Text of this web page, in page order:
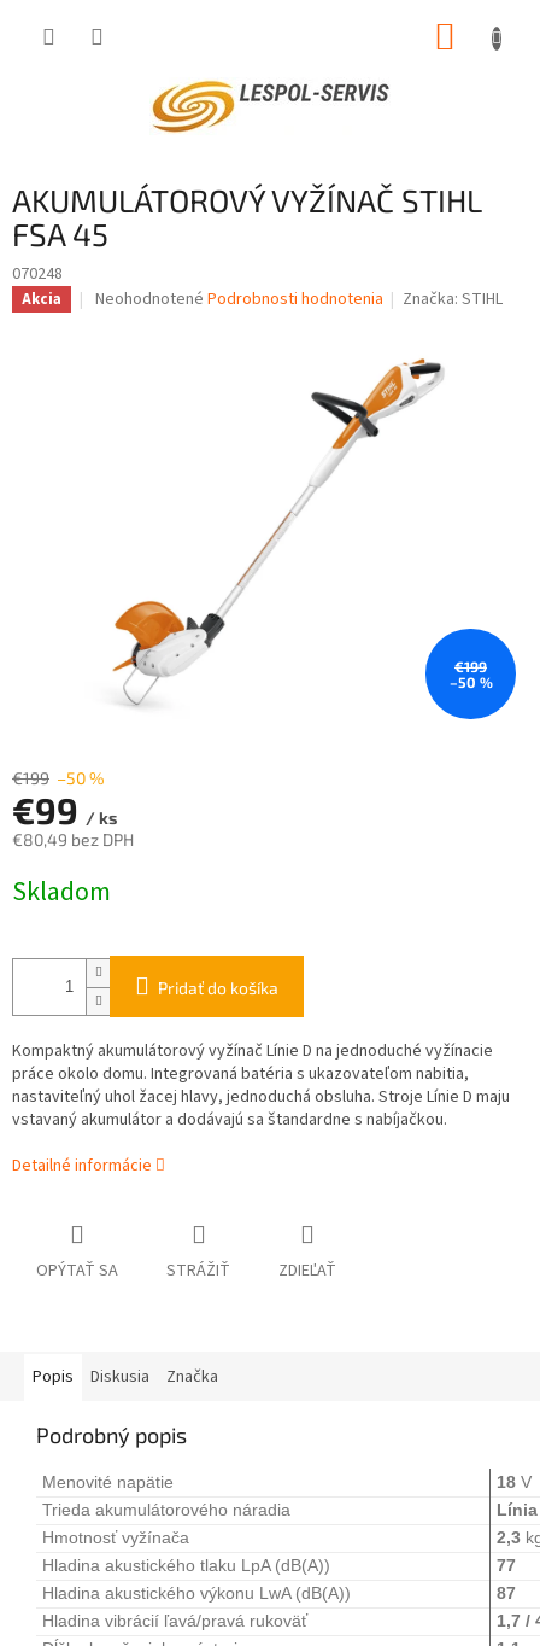
AKUMULÁTOROVÝ VYŽÍNAČ STIHL
FSA 45
070248
Akcia
Priemerné
Neohodnotené Podrobnosti hodnotenia Značka:STIHL
€199
–50 %
€199 –50 %
€99 / ks
€80,49 bez DPH
cena:
Skladom
Pridať do košíka
Kompaktný akumulátorový vyžínač Línie D na jednoduché vyžínacie
práce okolo domu. Integrovaná batéria s ukazovateľom nabitia,
nastaviteľný uhol žacej hlavy, jednoduchá obsluha. Stroje Línie D maju
vstavaný akumulátor a dodávajú sa štandardne s nabíjačkou.
Detailné informácie
OPÝTAŤ SA STRÁŽIŤ ZDIEĽAŤ
Popis Diskusia Značka
Podrobný popis
Menovité napätie 18 V
Trieda akumulátorového náradia
Línia
Hmotnosť vyžínača
2,3
Hladina akustického tlaku LpA (dB(A))
77
Hladina akustického výkonu LwA (dB(A))
87
Hladina vibrácií ľavá/pravá rukoväť
1,7 /